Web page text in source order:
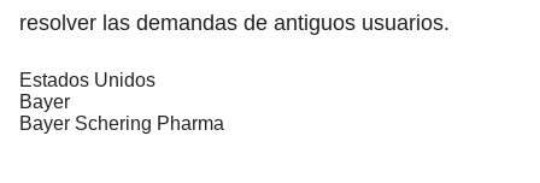
resolver las demandas de antiguos usuarios.
Estados Unidos
Bayer
Bayer Schering Pharma